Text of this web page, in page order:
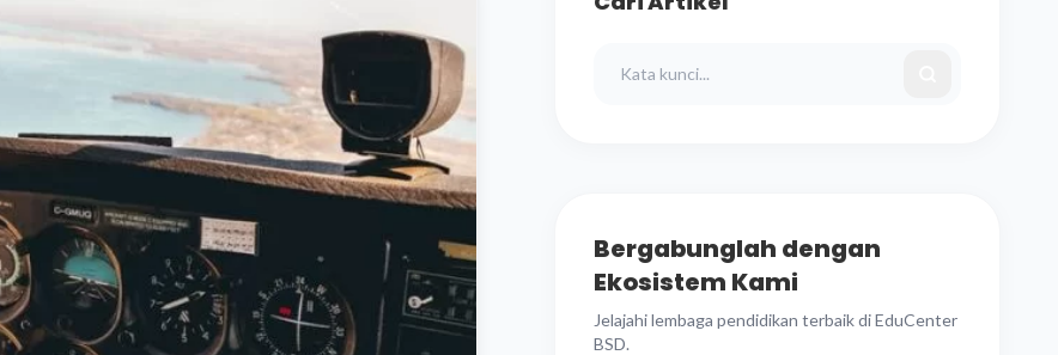
Bergabunglah dengan
Ekosistem Kami
Jelajahi lembaga pendidikan terbaik di EduCenter
BSD.